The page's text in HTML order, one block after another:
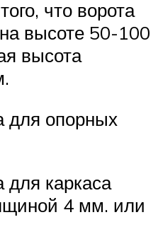
что ворота
высоте 50-100
высота
для опорных
для каркаса
4 мм. или